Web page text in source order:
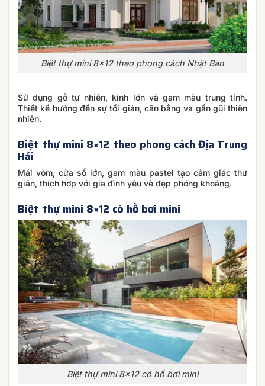
Biệt thự mini 8×12 theo phong cách Nhật Bản
Sử dụng gỗ tự nhiên, kính lớn và gam màu trung tính.
Thiết kế hướng đến sự tối giản, cân bằng và gần gũi thiên
nhiên.
Biệt thự mini 8×12 theo phong cách Địa Trung
Hải
Mái vòm, cửa sổ lớn, gam màu pastel tạo cảm giác thư
giãn, thích hợp với gia đình yêu vẻ đẹp phóng khoáng.
Biệt thự mini 8×12 có hồ bơi mini
Biệt thự mini 8×12 có hồ bơi mini